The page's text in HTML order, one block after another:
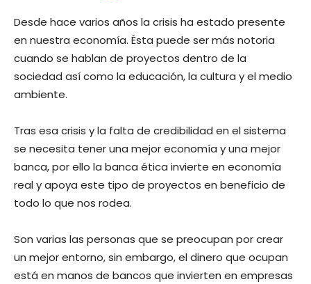
Desde hace varios años la crisis ha estado presente
en nuestra economía. Ésta puede ser más notoria
cuando se hablan de proyectos dentro de la
sociedad así como la educación, la cultura y el medio
ambiente.
Tras esa crisis y la falta de credibilidad en el sistema
se necesita tener una mejor economía y una mejor
banca, por ello la banca ética invierte en economía
real y apoya este tipo de proyectos en beneficio de
todo lo que nos rodea.
Son varias las personas que se preocupan por crear
un mejor entorno, sin embargo, el dinero que ocupan
está en manos de bancos que invierten en empresas